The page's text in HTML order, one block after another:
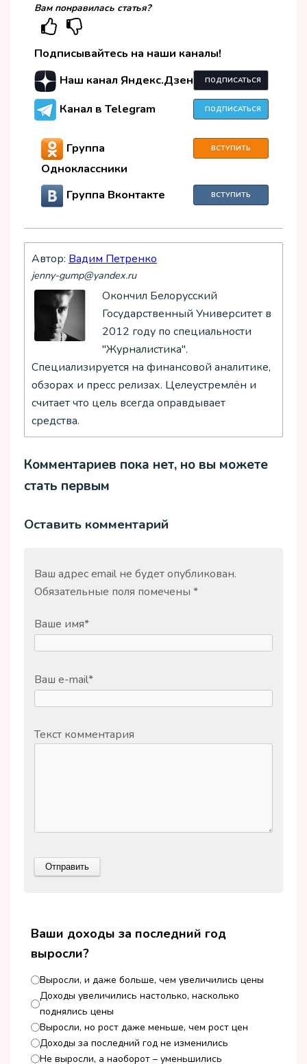
Вам понравилась статья?
Подписывайтесь на наши каналы!
Наш канал Яндекс.Дзен
ПОДПИСАТЬСЯ
Канал в Telegram ПОДПИСАТЬСЯ
Группа
Одноклассники
ВСТУПИТЬ
Группа Вконтакте ВСТУПИТЬ
Автор: Вадим Петренко
jenny-gump@yandex.ru
Окончил Белорусский
Государственный Университет в
2012 году по специальности
"Журналистика".
Специализируется на финансовой аналитике,
обзорах и пресс релизах. Целеустремлён и
считает что цель всегда оправдывает
средства.
Комментариев пока нет, но вы можете
стать первым
Оставить комментарий
Ваш адрес email не будет опубликован.
Обязательные поля помечены *
Ваше имя*
Ваш e-mail*
Текст комментария
Ваши доходы за последний год
выросли?
Выросли, и даже больше, чем увеличились цены
Доходы увеличились настолько, насколько
поднялись цены
Выросли, но рост даже меньше, чем рост цен
Доходы за последний год не изменились
Не выросли, а наоборот – уменьшились